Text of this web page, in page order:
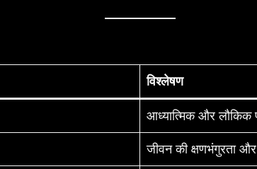
विश्लेषण
आध्यात्मिक और लौकिक
जीवन की क्षणभंगुरता